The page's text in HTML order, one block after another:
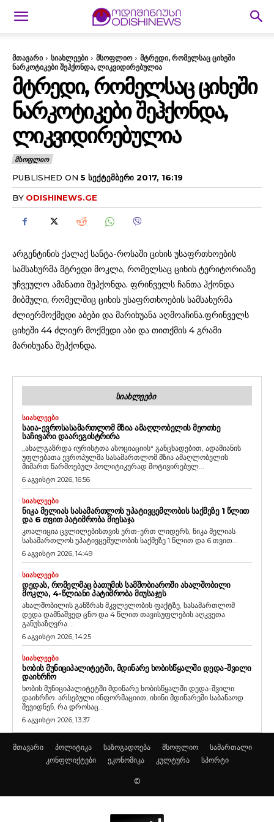
მთავარი სიახლეები მსოფლიო
მტრედი, რომელსაც ციხეში
ნარკოტიკები შეჰქონდა, ლიკვიდირებულია
ᲛᲢᲠᲔᲓᲘ, ᲠᲝᲛᲔᲚᲡᲐᲪ ᲪᲘᲮᲔᲨᲘ
ᲜᲐᲠᲙᲝᲢᲘᲙᲔᲑᲘ ᲨᲔᲰᲥᲝᲜᲓᲐ,
ᲚᲘᲙᲕᲘᲓᲘᲠᲔᲑᲣᲚᲘᲐ
ᲛᲡᲝᲤᲚᲘᲝ
PUBLISHED ON 5 ᲡᲔᲥᲢᲔᲛᲑᲔᲠᲘ 2017, 16:19
BY ODISHINEWS.GE
არგენტინის ქალაქ სანტა-როსაში ციხის უსაფრთხოების
სამსახურმა მტრედი მოკლა, რომელსაც ციხის ტერიტორიაზე
უჩვეულო ამანათი შეჰქონდა. ფრინველს ჩანთა ჰქონდა
მიბმული, რომელშიც ციხის უსაფრთხოების სამსახურმა
ძლიერმოქმედი აბები და მარიხუანა აღმოაჩინა.ფრინველს
ციხეში 44 ძლიერ მოქმედი აბი და თითქმის 4 გრამი
მარიხუანა შეჰქონდა.
ᲡᲘᲐᲮᲚᲔᲔᲑᲘ
ᲡᲘᲐᲮᲚᲔᲔᲑᲘ
ᲡᲐᲘᲐ-ᲔᲕᲠᲝᲡᲐᲡᲐᲛᲐᲠᲗᲚᲝᲛ ᲛᲖᲘᲐ ᲐᲛᲐᲦᲚᲝᲑᲔᲚᲘᲡ ᲛᲔᲝᲗᲮᲔ
ᲡᲐᲩᲘᲕᲐᲠᲘ ᲓᲐᲐᲠᲔᲒᲘᲡᲢᲠᲘᲠᲐ
„ახალგაზრდა იურისტთა ასოციაციის“ განცხადებით, ადამიანის
უფლებათა ევროპულმა სასამართლომ მზია ამაღლობელის
მიმართ წარმოებულ პოლიტიკურად მოტივირებულ...
6 აგვისტო 2026, 16:56
ᲡᲘᲐᲮᲚᲔᲔᲑᲘ
ᲜᲘᲙᲐ ᲛᲔᲚᲘᲐᲡ ᲡᲐᲡᲐᲛᲐᲠᲗᲚᲝᲡ ᲣᲞᲐᲢᲘᲕᲪᲔᲛᲚᲝᲑᲘᲡ ᲡᲐᲥᲛᲔᲖᲔ 1 ᲬᲚᲘᲗ
ᲓᲐ 6 ᲗᲕᲘᲗ ᲞᲐᲢᲘᲛᲠᲝᲑᲐ ᲛᲘᲔᲡᲐᲯᲐ
კოალიცია ცვლილებისთვის ერთ-ერთ ლიდერს, ნიკა მელიას
სასამართლოს უპატივცემულობის საქმეზე 1 წლით და 6 თვით...
6 აგვისტო 2026, 14:49
ᲡᲘᲐᲮᲚᲔᲔᲑᲘ
ᲓᲔᲓᲐᲡ, ᲠᲝᲛᲔᲚᲛᲐᲪ ᲑᲐᲗᲣᲛᲘᲡ ᲡᲐᲛᲨᲝᲑᲘᲐᲠᲝᲨᲘ ᲐᲮᲐᲚᲨᲝᲑᲘᲚᲘ
ᲛᲝᲙᲚᲐ, 4-ᲬᲚᲘᲐᲜᲘ ᲞᲐᲢᲘᲛᲠᲝᲑᲐ ᲛᲘᲣᲡᲐᲯᲔᲡ
ახალშობილის განზრახ მკვლელობის ფაქტზე, სასამართლომ
დედა დამნაშვედ ცნო და 4 წლით თავისუფლების აღკვეთა
განუსაზღვრა....
6 აგვისტო 2026, 14:25
ᲡᲘᲐᲮᲚᲔᲔᲑᲘ
ᲮᲝᲑᲘᲡ ᲛᲣᲜᲘᲪᲘᲞᲐᲚᲘᲢᲔᲢᲨᲘ, ᲛᲓᲘᲜᲐᲠᲔ ᲮᲝᲑᲘᲡᲬᲧᲐᲚᲨᲘ ᲓᲔᲓᲐ-ᲨᲕᲘᲚᲘ
ᲓᲐᲘᲮᲠᲩᲝ
ხობის მუნიციპალიტეტში მდინარე ხობისწყალში დედა-შვილი
დაიხრჩო. არსებული ინფორმაციით, ისინი მდინარეში საბანაოდ
შევიდნენ, რა დროსაც...
6 აგვისტო 2026, 13:37
მთავარი პოლიტიკა საზოგადოება მსოფლიო
სამართალი
კონფლიქტები
ეკონომიკა კულტურა სპორტი
©